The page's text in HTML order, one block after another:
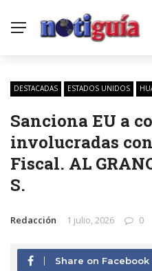
DESTACADAS ESTADOS UNIDOS
Sanciona EU a
involucradas
Fiscal. AL
S.
Redacción 1 julio, 2026 0
Share on Facebook